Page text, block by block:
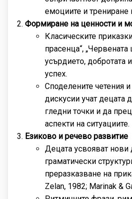
емоциите и трениране
Формиране на ценности и
Класическите
прасенца“,
усърдието, добротата
успех.
Споделените четения
дискусии учат децата
гледни точки и да
аспекти на ситуациите.
Езиково и речево развитие
Децата усвояват нови
граматически
преразказване на
Zelan, 1982; Marinak &